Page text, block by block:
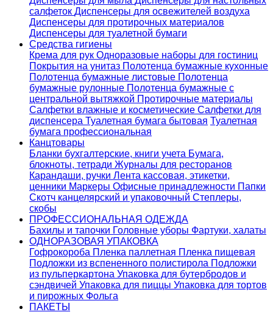
салфеток Диспенсеры для освежителей воздуха
Диспенсеры для протирочных материалов
Диспенсеры для туалетной бумаги
Средства гигиены
Крема для рук Одноразовые наборы для гостиниц
Покрытия на унитаз Полотенца бумажные кухонные
Полотенца бумажные листовые Полотенца
бумажные рулонные Полотенца бумажные с
центральной вытяжкой Протирочные материалы
Салфетки влажные и косметические Салфетки для
диспенсера Туалетная бумага бытовая Туалетная
бумага профессиональная
Канцтовары
Бланки бухгалтерские, книги учета Бумага,
блокноты, тетради Журналы для ресторанов
Карандаши, ручки Лента кассовая, этикетки,
ценники Маркеры Офисные принадлежности Папки
Скотч канцелярский и упаковочный Степлеры,
скобы
ПРОФЕССИОНАЛЬНАЯ ОДЕЖДА
Бахилы и тапочки Головные уборы Фартуки, халаты
ОДНОРАЗОВАЯ УПАКОВКА
Гофрокороба Пленка паллетная Пленка пищевая
Подложки из вспененного полистирола Подложки
из пульперкартона Упаковка для бутербродов и
сэндвичей Упаковка для пиццы Упаковка для тортов
и пирожных Фольга
ПАКЕТЫ